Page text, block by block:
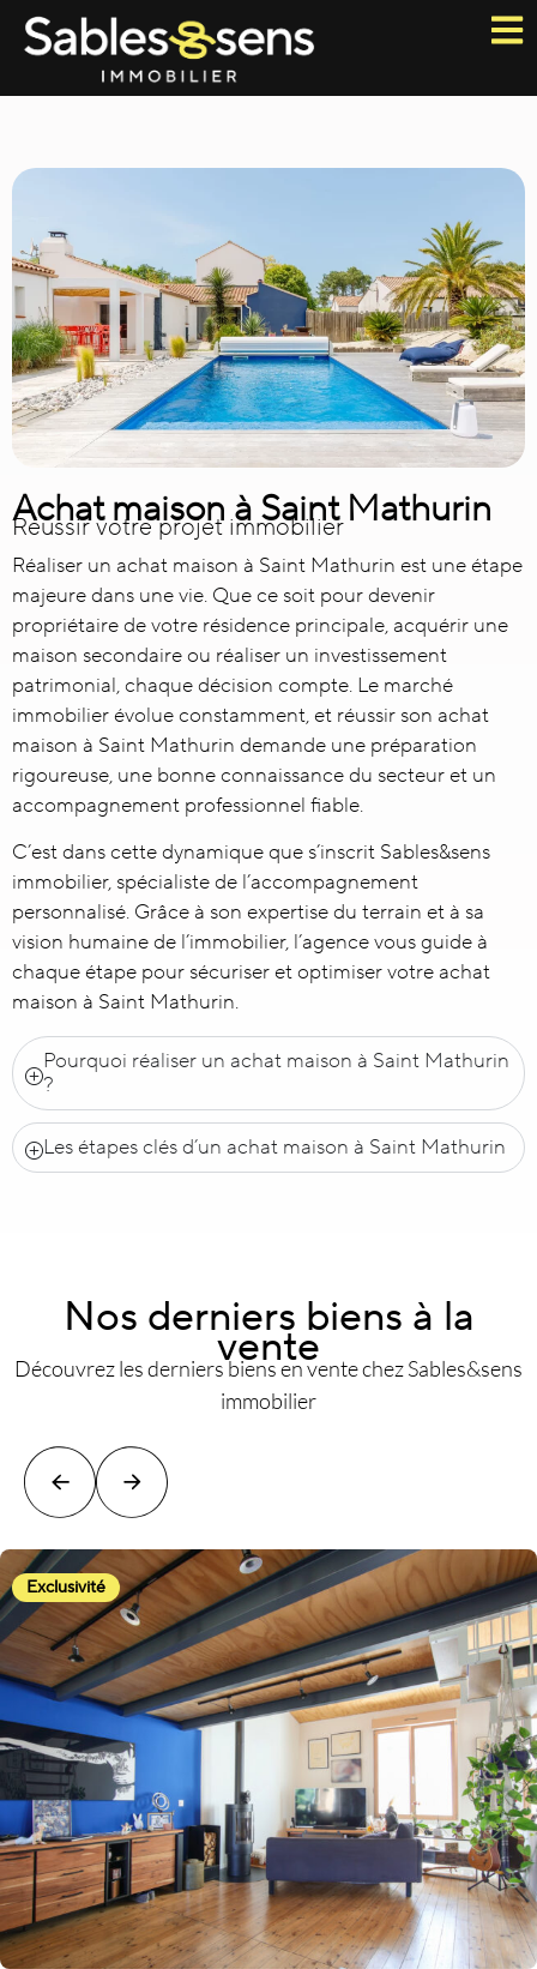
Achat maison à Saint Mathurin
Réussir votre projet immobilier
Réaliser un achat maison à Saint Mathurin est une étape
majeure dans une vie. Que ce soit pour devenir
propriétaire de votre résidence principale, acquérir une
maison secondaire ou réaliser un investissement
patrimonial, chaque décision compte. Le marché
immobilier évolue constamment, et réussir son achat
maison à Saint Mathurin demande une préparation
rigoureuse, une bonne connaissance du secteur et un
accompagnement professionnel fiable.
C’est dans cette dynamique que s’inscrit Sables&sens
immobilier, spécialiste de l’accompagnement
personnalisé. Grâce à son expertise du terrain et à sa
vision humaine de l’immobilier, l’agence vous guide à
chaque étape pour sécuriser et optimiser votre achat
maison à Saint Mathurin.
Pourquoi réaliser un achat maison à Saint Mathurin
?
Les étapes clés d’un achat maison à Saint Mathurin
Nos derniers biens à la
vente
Découvrez les derniers biens en vente chez Sables&sens
immobilier
Exclusivité